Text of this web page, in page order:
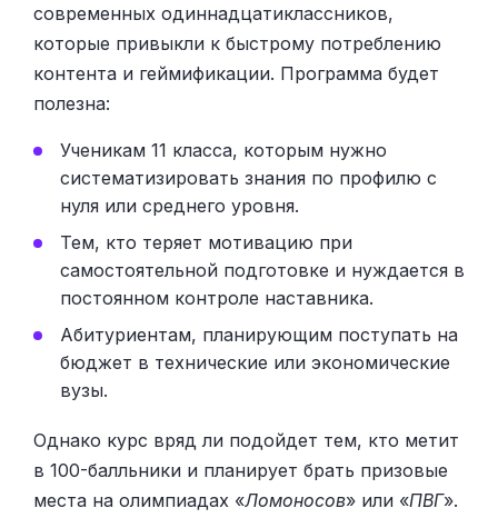
современных одиннадцатиклассников,
которые привыкли к быстрому потреблению
контента и геймификации. Программа будет
полезна:
Ученикам 11 класса, которым нужно
систематизировать знания по профилю с
нуля или среднего уровня.
Тем, кто теряет мотивацию при
самостоятельной подготовке и нуждается в
постоянном контроле наставника.
Абитуриентам, планирующим поступать на
бюджет в технические или экономические
вузы.
Однако курс вряд ли подойдет тем, кто метит
в 100-балльники и планирует брать призовые
места на олимпиадах «Ломоносов» или «ПВГ».